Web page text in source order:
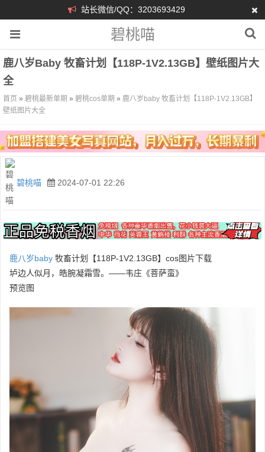
站长微信/QQ：3203693429
碧桃喵
鹿八岁baby 牧畜计划【118P-1V2.13GB】壁纸图片大
全
首页 » 碧桃最新单期 » 碧桃cos单期 » 鹿八岁baby 牧畜计划【118P-1V2.13GB】
壁纸图片大全
碧桃喵 2024-07-01 22:26
鹿八岁baby 牧畜计划【118P-1V2.13GB】cos图片下载
垆边人似月，皓腕凝霜雪。——韦庄《菩萨蛮》
预览图